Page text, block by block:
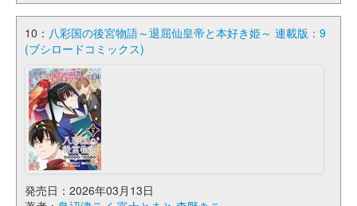
10： 八彩国の後宮物語～退屈仙皇帝と本好き姫～ 連載版：9
(ブシロードコミックス)
発売日：2026年03月13日